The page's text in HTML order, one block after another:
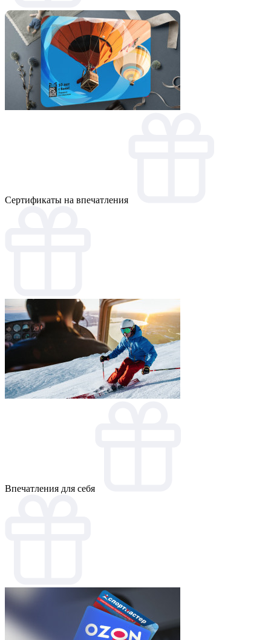
Cертификаты на впечатления
Впечатления для себя